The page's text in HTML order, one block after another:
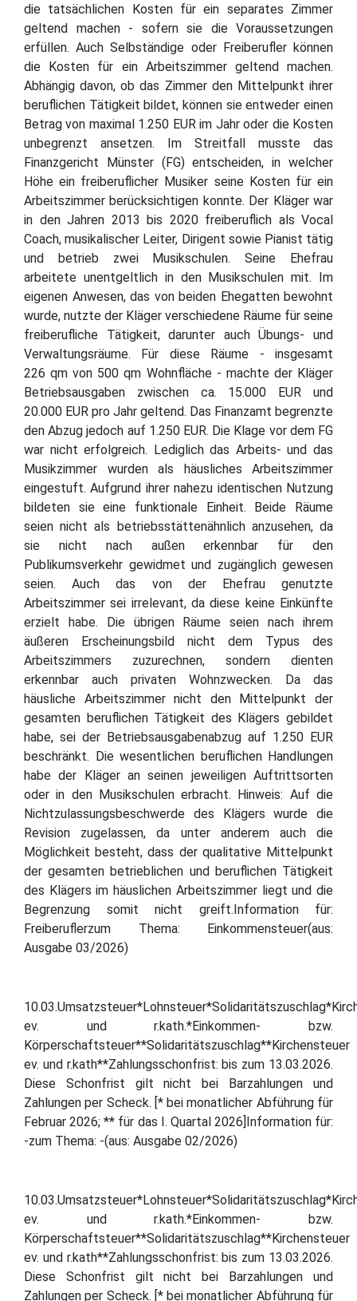
die tatsächlichen Kosten für ein separates Zimmer
geltend machen - sofern sie die Voraussetzungen
erfüllen. Auch Selbständige oder Freiberufler können
die Kosten für ein Arbeitszimmer geltend machen.
Abhängig davon, ob das Zimmer den Mittelpunkt ihrer
beruflichen Tätigkeit bildet, können sie entweder einen
Betrag von maximal 1.250 EUR im Jahr oder die Kosten
unbegrenzt ansetzen. Im Streitfall musste das
Finanzgericht Münster (FG) entscheiden, in welcher
Höhe ein freiberuflicher Musiker seine Kosten für ein
Arbeitszimmer berücksichtigen konnte. Der Kläger war
in den Jahren 2013 bis 2020 freiberuflich als Vocal
Coach, musikalischer Leiter, Dirigent sowie Pianist tätig
und betrieb zwei Musikschulen. Seine Ehefrau
arbeitete unentgeltlich in den Musikschulen mit. Im
eigenen Anwesen, das von beiden Ehegatten bewohnt
wurde, nutzte der Kläger verschiedene Räume für seine
freiberufliche Tätigkeit, darunter auch Übungs- und
Verwaltungsräume. Für diese Räume - insgesamt
226 qm von 500 qm Wohnfläche - machte der Kläger
Betriebsausgaben zwischen ca. 15.000 EUR und
20.000 EUR pro Jahr geltend. Das Finanzamt begrenzte
den Abzug jedoch auf 1.250 EUR. Die Klage vor dem FG
war nicht erfolgreich. Lediglich das Arbeits- und das
Musikzimmer wurden als häusliches Arbeitszimmer
eingestuft. Aufgrund ihrer nahezu identischen Nutzung
bildeten sie eine funktionale Einheit. Beide Räume
seien nicht als betriebsstättenähnlich anzusehen, da
sie nicht nach außen erkennbar für den
Publikumsverkehr gewidmet und zugänglich gewesen
seien. Auch das von der Ehefrau genutzte
Arbeitszimmer sei irrelevant, da diese keine Einkünfte
erzielt habe. Die übrigen Räume seien nach ihrem
äußeren Erscheinungsbild nicht dem Typus des
Arbeitszimmers zuzurechnen, sondern dienten
erkennbar auch privaten Wohnzwecken. Da das
häusliche Arbeitszimmer nicht den Mittelpunkt der
gesamten beruflichen Tätigkeit des Klägers gebildet
habe, sei der Betriebsausgabenabzug auf 1.250 EUR
beschränkt. Die wesentlichen beruflichen Handlungen
habe der Kläger an seinen jeweiligen Auftrittsorten
oder in den Musikschulen erbracht. Hinweis: Auf die
Nichtzulassungsbeschwerde des Klägers wurde die
Revision zugelassen, da unter anderem auch die
Möglichkeit besteht, dass der qualitative Mittelpunkt
der gesamten betrieblichen und beruflichen Tätigkeit
des Klägers im häuslichen Arbeitszimmer liegt und die
Begrenzung somit nicht greift.Information für:
Freiberuflerzum Thema: Einkommensteuer(aus:
Ausgabe 03/2026)
ev. und r.kath.*Einkommen- bzw.
Körperschaftsteuer**Solidaritätszuschlag**Kirchensteuer
ev. und r.kath**Zahlungsschonfrist: bis zum 13.03.2026.
Diese Schonfrist gilt nicht bei Barzahlungen und
Zahlungen per Scheck. [* bei monatlicher Abführung für
Februar 2026; ** für das I. Quartal 2026]Information für:
-zum Thema: -(aus: Ausgabe 02/2026)
ev. und r.kath.*Einkommen- bzw.
Körperschaftsteuer**Solidaritätszuschlag**Kirchensteuer
ev. und r.kath**Zahlungsschonfrist: bis zum 13.03.2026.
Diese Schonfrist gilt nicht bei Barzahlungen und
Zahlungen per Scheck. [* bei monatlicher Abführung für